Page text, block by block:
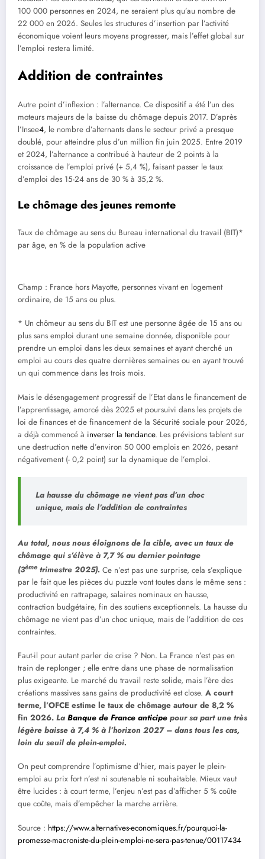
100 000 personnes en 2024, ne seraient plus qu’au nombre de
22 000 en 2026. Seules les structures d’insertion par l’activité
économique voient leurs moyens progresser, mais l’effet global sur
l’emploi restera limité.
Addition de contraintes
Autre point d’inflexion : l’alternance. Ce dispositif a été l’un des
moteurs majeurs de la baisse du chômage depuis 2017. D’après
l’Insee4, le nombre d’alternants dans le secteur privé a presque
doublé, pour atteindre plus d’un million fin juin 2025. Entre 2019
et 2024, l’alternance a contribué à hauteur de 2 points à la
croissance de l’emploi privé (+ 5,4 %), faisant passer le taux
d’emploi des 15-24 ans de 30 % à 35,2 %.
Le chômage des jeunes remonte
Taux de chômage au sens du Bureau international du travail (BIT)*
par âge, en % de la population active
Champ : France hors Mayotte, personnes vivant en logement
ordinaire, de 15 ans ou plus.
* Un chômeur au sens du BIT est une personne âgée de 15 ans ou
plus sans emploi durant une semaine donnée, disponible pour
prendre un emploi dans les deux semaines et ayant cherché un
emploi au cours des quatre dernières semaines ou en ayant trouvé
un qui commence dans les trois mois.
Mais le désengagement progressif de l’Etat dans le financement de
l’apprentissage, amorcé dès 2025 et poursuivi dans les projets de
loi de finances et de financement de la Sécurité sociale pour 2026,
a déjà commencé à inverser la tendance. Les prévisions tablent sur
une destruction nette d’environ 50 000 emplois en 2026, pesant
négativement (- 0,2 point) sur la dynamique de l’emploi.
La hausse du chômage ne vient pas d’un choc
unique, mais de l’addition de contraintes
Au total, nous nous éloignons de la cible, avec un taux de
chômage qui s’élève à 7,7 % au dernier pointage
(3ème trimestre 2025). Ce n’est pas une surprise, cela s’explique
par le fait que les pièces du puzzle vont toutes dans le même sens :
productivité en rattrapage, salaires nominaux en hausse,
contraction budgétaire, fin des soutiens exceptionnels. La hausse du
chômage ne vient pas d’un choc unique, mais de l’addition de ces
contraintes.
Faut-il pour autant parler de crise ? Non. La France n’est pas en
train de replonger ; elle entre dans une phase de normalisation
plus exigeante. Le marché du travail reste solide, mais l’ère des
créations massives sans gains de productivité est close. A court
terme, l’OFCE estime le taux de chômage autour de 8,2 %
fin 2026. La Banque de France anticipe pour sa part une très
légère baisse à 7,4 % à l’horizon 2027 – dans tous les cas,
loin du seuil de plein-emploi.
On peut comprendre l’optimisme d’hier, mais payer le plein-
emploi au prix fort n’est ni soutenable ni souhaitable. Mieux vaut
être lucides : à court terme, l’enjeu n’est pas d’afficher 5 % coûte
que coûte, mais d’empêcher la marche arrière.
Source : https://www.alternatives-economiques.fr/pourquoi-la-
promesse-macroniste-du-plein-emploi-ne-sera-pas-tenue/00117434